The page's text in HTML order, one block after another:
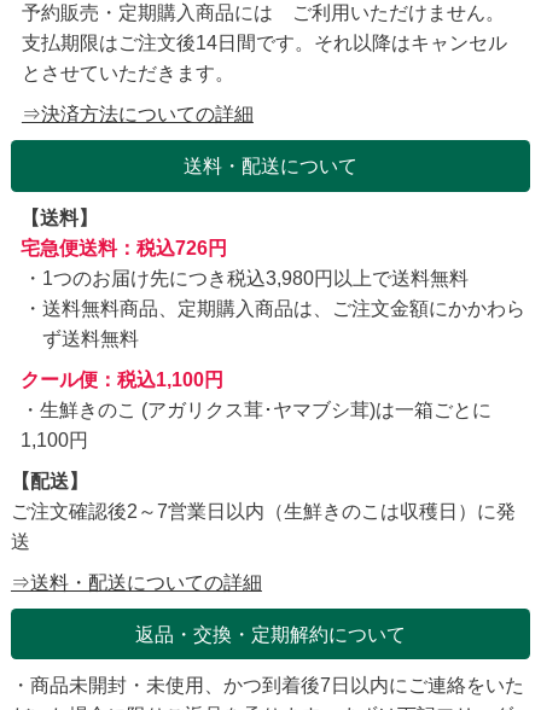
予約販売・定期購入商品には ご利用いただけません。
支払期限はご注文後14日間です。それ以降はキャンセル
とさせていただきます。
⇒決済方法についての詳細
送料・配送について
【送料】
宅急便送料：税込726円
1つのお届け先につき税込3,980円以上で送料無料
送料無料商品、定期購入商品は、ご注文金額にかかわら
ず送料無料
クール便：税込1,100円
・生鮮きのこ (アガリクス茸･ヤマブシ茸)は一箱ごとに
1,100円
【配送】
ご注文確認後2～7営業日以内（生鮮きのこは収穫日）に発
送
⇒送料・配送についての詳細
返品・交換・定期解約について
・商品未開封・未使用、かつ到着後7日以内にご連絡をいた